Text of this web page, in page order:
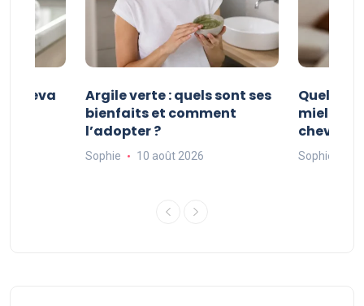
Aureva
Argile verte : quels sont ses
bienfaits et comment
l’adopter ?
Sophie 10 août 2026
Quelles
miel
cheveux
Sophie